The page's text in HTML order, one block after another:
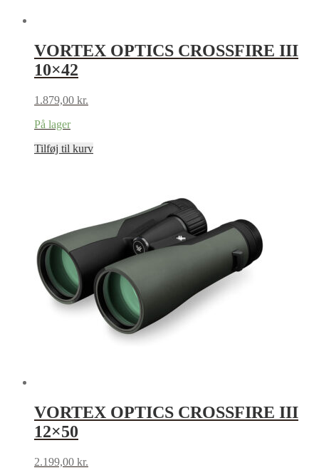
VORTEX OPTICS CROSSFIRE III
10×42
1.879,00 kr.
På lager
Tilføj til kurv
VORTEX OPTICS CROSSFIRE III
12×50
2.199,00 kr.